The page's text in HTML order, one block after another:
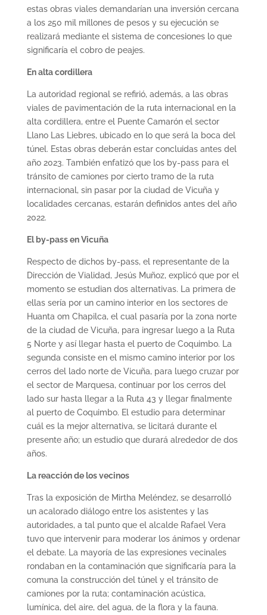
estas obras viales demandarían una inversión cercana
a los 250 mil millones de pesos y su ejecución se
realizará mediante el sistema de concesiones lo que
significaría el cobro de peajes.
En alta cordillera
La autoridad regional se refirió, además, a las obras
viales de pavimentación de la ruta internacional en la
alta cordillera, entre el Puente Camarón el sector
Llano Las Liebres, ubicado en lo que será la boca del
túnel. Estas obras deberán estar concluidas antes del
año 2023. También enfatizó que los by-pass para el
tránsito de camiones por cierto tramo de la ruta
internacional, sin pasar por la ciudad de Vicuña y
localidades cercanas, estarán definidos antes del año
2022.
El by-pass en Vicuña
Respecto de dichos by-pass, el representante de la
Dirección de Vialidad, Jesús Muñoz, explicó que por el
momento se estudian dos alternativas. La primera de
ellas sería por un camino interior en los sectores de
Huanta om Chapilca, el cual pasaría por la zona norte
de la ciudad de Vicuña, para ingresar luego a la Ruta
5 Norte y así llegar hasta el puerto de Coquimbo. La
segunda consiste en el mismo camino interior por los
cerros del lado norte de Vicuña, para luego cruzar por
el sector de Marquesa, continuar por los cerros del
lado sur hasta llegar a la Ruta 43 y llegar finalmente
al puerto de Coquimbo. El estudio para determinar
cuál es la mejor alternativa, se licitará durante el
presente año; un estudio que durará alrededor de dos
años.
La reacción de los vecinos
Tras la exposición de Mirtha Meléndez, se desarrolló
un acalorado diálogo entre los asistentes y las
autoridades, a tal punto que el alcalde Rafael Vera
tuvo que intervenir para moderar los ánimos y ordenar
el debate. La mayoría de las expresiones vecinales
rondaban en la contaminación que significaría para la
comuna la construcción del túnel y el tránsito de
camiones por la ruta; contaminación acústica,
lumínica, del aire, del agua, de la flora y la fauna.